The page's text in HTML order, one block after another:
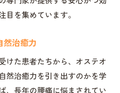
を集めています。
然治癒力
けた患者たちから、オステオ
然治癒力を引き出すのかを学
、長年の腰痛に悩まされてい